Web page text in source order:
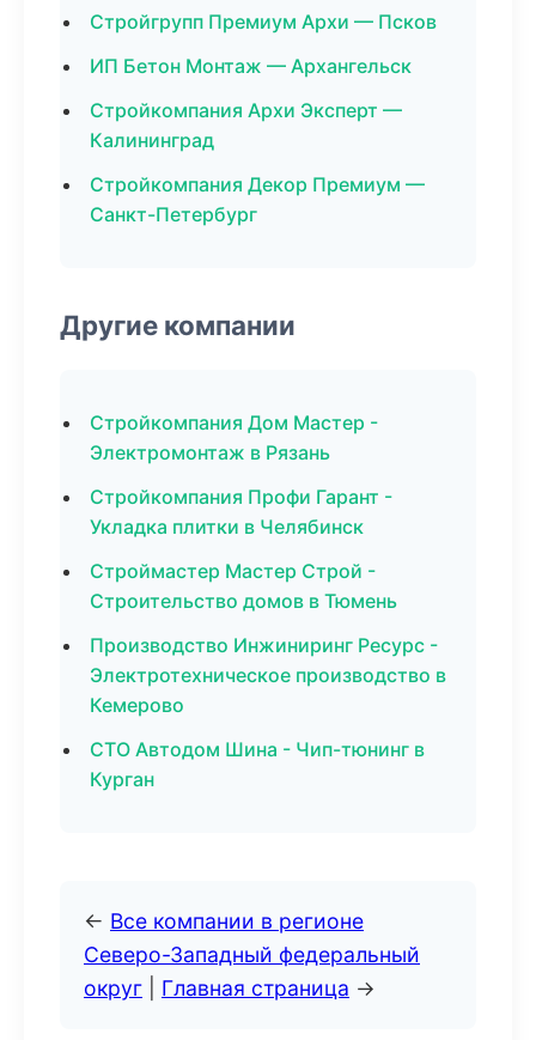
Стройгрупп Премиум Архи — Псков
ИП Бетон Монтаж — Архангельск
Стройкомпания Архи Эксперт —
Калининград
Стройкомпания Декор Премиум —
Санкт-Петербург
Другие компании
Стройкомпания Дом Мастер -
Электромонтаж в Рязань
Стройкомпания Профи Гарант -
Укладка плитки в Челябинск
Строймастер Мастер Строй -
Строительство домов в Тюмень
Производство Инжиниринг Ресурс -
Электротехническое производство в
Кемерово
СТО Автодом Шина - Чип-тюнинг в
Курган
← Все компании в регионе
Северо-Западный федеральный
округ
Главная страница →